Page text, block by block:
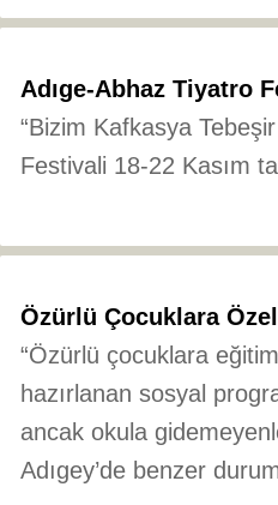
Adıge-Abhaz Tiyatro
“Bizim Kafkasya
Festivali 18-22 Kasım
Özürlü Çocuklara
“Özürlü çocuklara
hazırlanan sosyal
ancak okula
Adıgey’de benzer